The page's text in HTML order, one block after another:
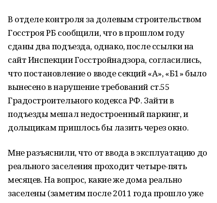
В отделе контроля за долевым строительством
Госстроя РБ сообщили, что в прошлом году
сданы два подъезда, однако, после ссылки на
сайт Инспекции Госстройнадзора, согласились,
что постановление о вводе секций «А», «Б1» было
вынесено в нарушение требований ст.55
Градостроительного кодекса РФ. Зайти в
подъезды мешал недостроенный паркинг, и
дольщикам пришлось бы лазить через окно.
Мне разъяснили, что от ввода в эксплуатацию до
реального заселения проходит четыре-пять
месяцев. На вопрос, какие же дома реально
заселены (заметим после 2011 года прошло уже